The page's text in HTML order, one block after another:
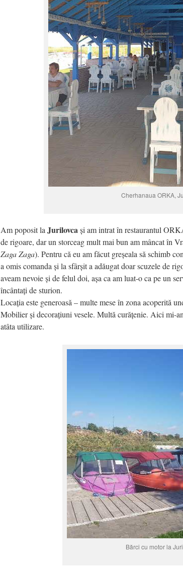
Cherhanaua ORKA,
Am poposit la Jurilovcași am intrat în restaurantul
de rigoare, dar un storceag mult mai bun am mâncat în
Zaga Zaga). Pentru că eu am făcut greșeala să schimb
a omis comanda și la sfârșit a adăugat doar scuzele de
aveam nevoie și de felul doi, așa ca am luat-o ca pe un
încântați de sturion.
Locația este generoasă – multe mese în zona acoperită
Mobilier și decorațiuni vesele. Multă curățenie. Aici mi-
atâta utilizare.
Bărci cu motor la